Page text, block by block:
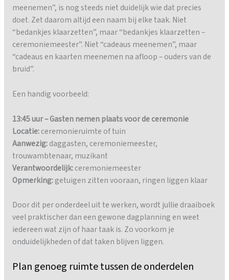
meenemen”, is nog steeds niet duidelijk wie dat precies
doet. Zet daarom altijd een naam bij elke taak. Niet
“bedankjes klaarzetten”, maar “bedankjes klaarzetten –
ceremoniemeester”. Niet “cadeaus meenemen”, maar
“cadeaus en kaarten meenemen na afloop – ouders van de
bruid”.
Een handig voorbeeld:
13:45 uur – Gasten nemen plaats voor de ceremonie
Locatie:ceremonieruimte of tuin
Aanwezig:daggasten, ceremoniemeester,
trouwambtenaar, muzikant
Verantwoordelijk:ceremoniemeester
Opmerking:getuigen zitten vooraan, ringen liggen klaar
Door dit per onderdeel uit te werken, wordt jullie draaiboek
veel praktischer dan een gewone dagplanning en weet
iedereen wat zijn of haar taak is. Zo voorkom je
onduidelijkheden of dat taken blijven liggen.
Plan genoeg ruimte tussen de onderdelen